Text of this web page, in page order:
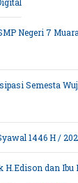
Negeri 7
Semesta
1446 H /
dan Ibu